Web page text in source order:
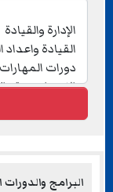
البرامج والدورات